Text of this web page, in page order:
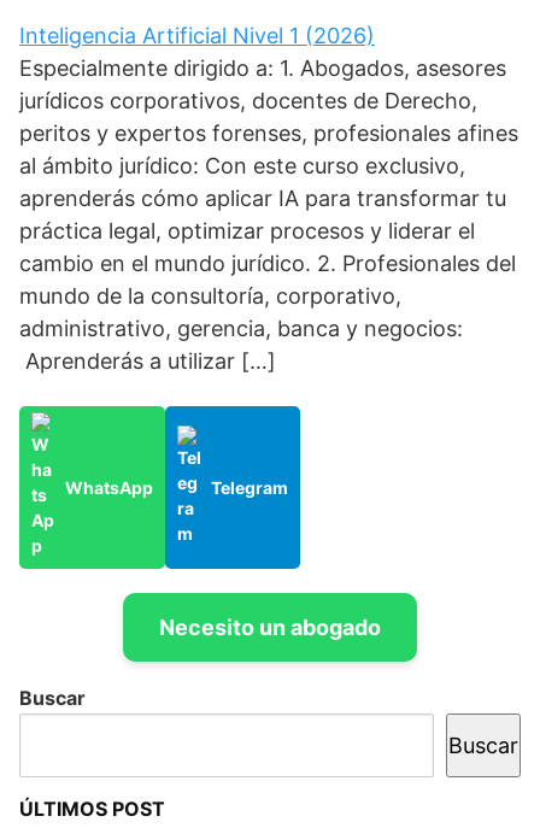
Inteligencia Artificial Nivel 1 (2026)
Especialmente dirigido a: 1. Abogados, asesores
jurídicos corporativos, docentes de Derecho,
peritos y expertos forenses, profesionales afines
al ámbito jurídico: Con este curso exclusivo,
aprenderás cómo aplicar IA para transformar tu
práctica legal, optimizar procesos y liderar el
cambio en el mundo jurídico. 2. Profesionales del
mundo de la consultoría, corporativo,
administrativo, gerencia, banca y negocios:
Aprenderás a utilizar […]
WhatsApp Telegram
Necesito un abogado
Buscar
Buscar
ÚLTIMOS POST